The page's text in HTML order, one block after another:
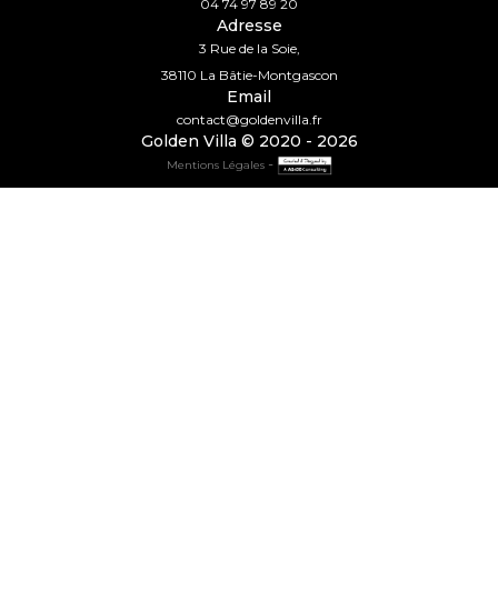
04 74 97 89 20
Adresse
3 Rue de la Soie,
38110 La Bâtie-Montgascon
Email
contact@goldenvilla.fr
Golden Villa © 2020 - 2026
Mentions Légales-